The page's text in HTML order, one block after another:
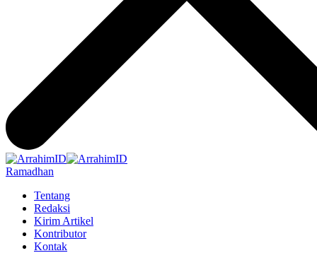
Ramadhan
Tentang
Redaksi
Kirim Artikel
Kontributor
Kontak